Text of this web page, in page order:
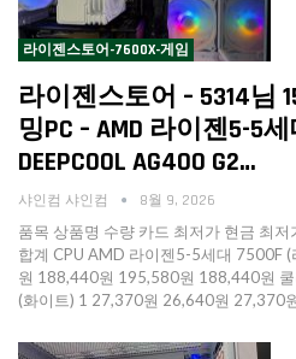
라이젠스토어-7600X-게임
라이젠스토어 – 5314님
밍PC – AMD 라이젠5-5
DEEPCOOL AG400 G2…
샤인컴 샤인컴 8월 9, 2026
품목 상품명 수량 카드 최저가 현금 최
합계 CPU AMD 라이젠5-5세대 7500F
원 188,440원 195,580원 188,440원
(화이트) 1 27,370원 26,640원 27,370